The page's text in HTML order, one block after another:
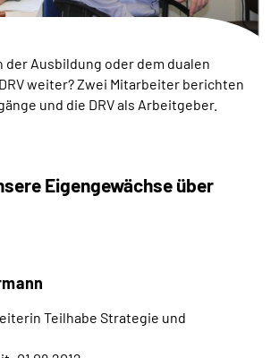
der Ausbildung oder dem dualen
weiter? Zwei Mitarbeiter berichten
und die DRV als Arbeitgeber.
Eigengewächse über
Teilhabe Strategie und